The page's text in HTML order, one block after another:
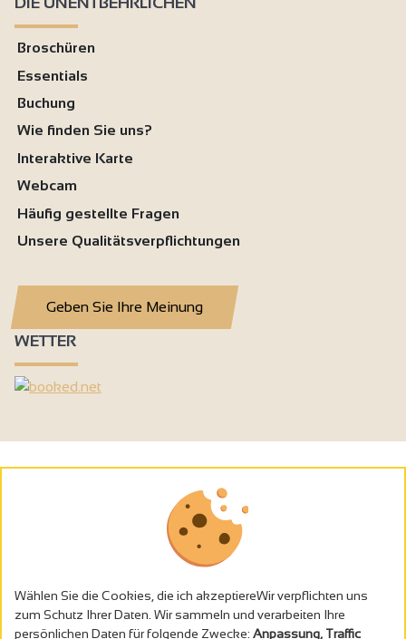
Broschüren
Essentials
Buchung
Wie finden Sie uns?
Interaktive Karte
Webcam
Häufig gestellte Fragen
Unsere Qualitätsverpflichtungen
Geben Sie Ihre Meinung
WETTER
Wählen Sie die Cookies, die ich akzeptiereWir verpflichten uns
zum Schutz Ihrer Daten. Wir sammeln und verarbeiten Ihre
persönlichen Daten für folgende Zwecke: Anpassung, Traffic